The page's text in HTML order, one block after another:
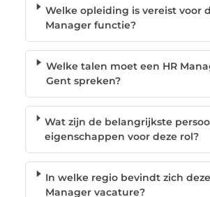
Welke opleiding is vereist voor
Manager functie?
Welke talen moet een HR
Gent spreken?
Wat zijn de belangrijkste
eigenschappen voor deze rol?
In welke regio bevindt zich
Manager vacature?